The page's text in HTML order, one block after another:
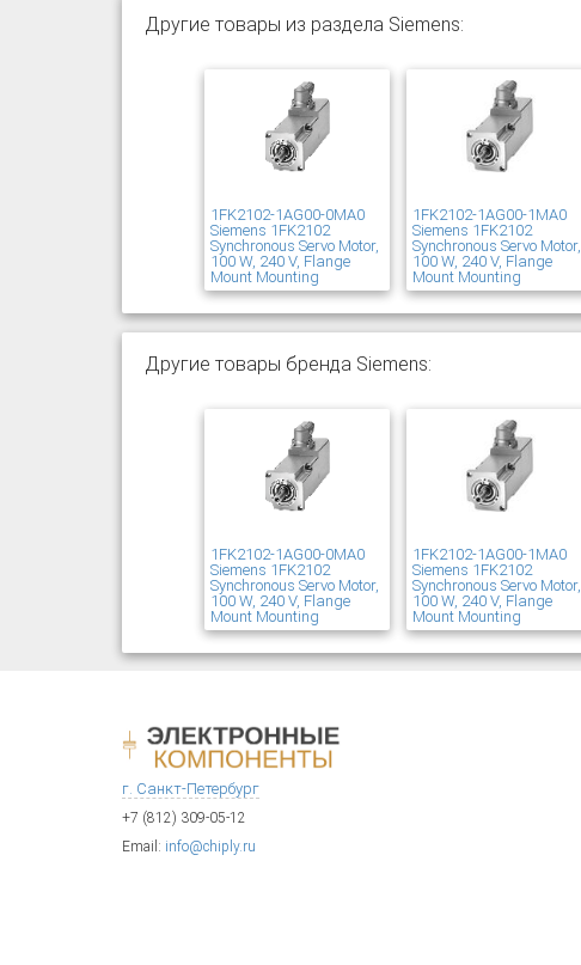
Другие товары из раздела Siemens:
1FK2102-1AG00-0MA0
Siemens 1FK2102
Synchronous Servo Motor,
100 W, 240 V, Flange
Mount Mounting
1FK2102-1AG00-1MA0
Siemens 1FK2102
Synchronous Servo Motor,
100 W, 240 V, Flange
Mount Mounting
Другие товары бренда Siemens:
1FK2102-1AG00-0MA0
Siemens 1FK2102
Synchronous Servo Motor,
100 W, 240 V, Flange
Mount Mounting
1FK2102-1AG00-1MA0
Siemens 1FK2102
Synchronous Servo Motor,
100 W, 240 V, Flange
Mount Mounting
г. Санкт-Петербург
+7 (812) 309-05-12
Email: info@chiply.ru